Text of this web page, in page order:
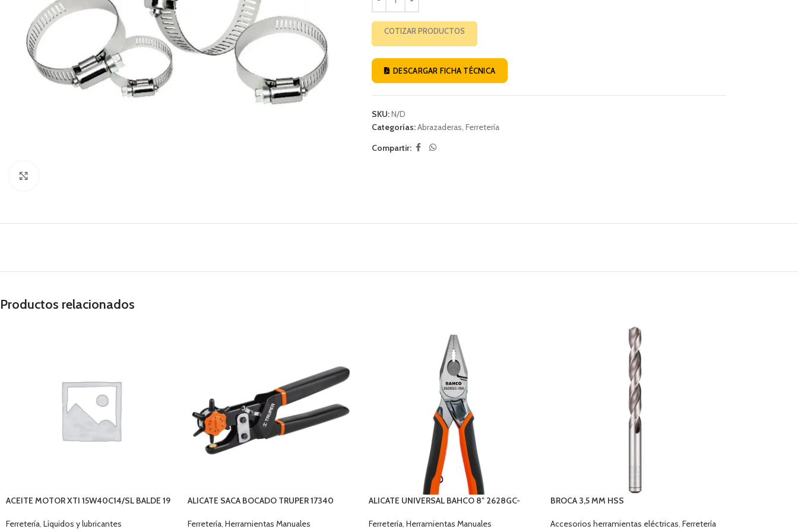
COTIZAR PRODUCTOS
DESCARGAR FICHA TÉCNICA
SKU:N/D
Categorías:Abrazaderas, Ferretería
Compartir:
Productos relacionados
ACEITE MOTOR XTI 15W40C14/SL BALDE 19
Ferretería, Líquidos y lubricantes
ALICATE SACA BOCADO TRUPER 17340
Ferretería, Herramientas Manuales
ALICATE UNIVERSAL BAHCO 8″ 2628GC-
Ferretería, Herramientas Manuales
BROCA 3,5 MM HSS
Accesorios herramientas eléctricas Ferretería